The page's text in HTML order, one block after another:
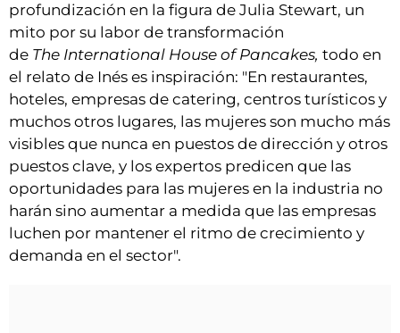
profundización en la figura de Julia Stewart, un
mito por su labor de transformación
de The International House of Pancakes, todo en
el relato de Inés es inspiración: "En restaurantes,
hoteles, empresas de catering, centros turísticos y
muchos otros lugares, las mujeres son mucho más
visibles que nunca en puestos de dirección y otros
puestos clave, y los expertos predicen que las
oportunidades para las mujeres en la industria no
harán sino aumentar a medida que las empresas
luchen por mantener el ritmo de crecimiento y
demanda en el sector".